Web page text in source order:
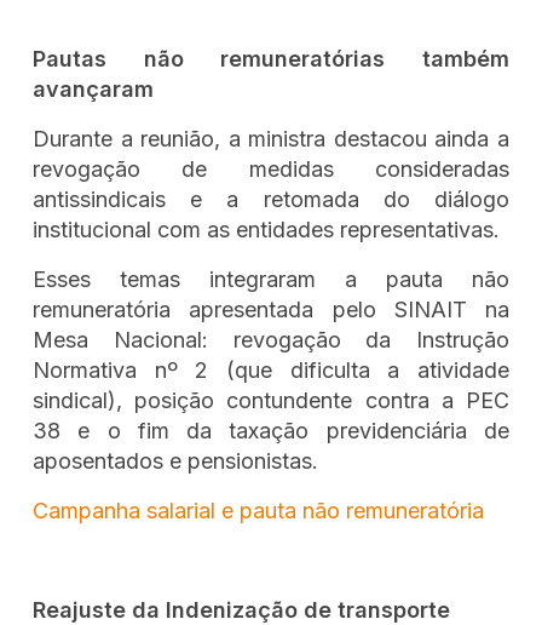
Pautas não remuneratórias também
avançaram
Durante a reunião, a ministra destacou ainda a
revogação de medidas consideradas
antissindicais e a retomada do diálogo
institucional com as entidades representativas.
Esses temas integraram a pauta não
remuneratória apresentada pelo SINAIT na
Mesa Nacional: revogação da Instrução
Normativa nº 2 (que dificulta a atividade
sindical), posição contundente contra a PEC
38 e o fim da taxação previdenciária de
aposentados e pensionistas.
Campanha salarial e pauta não remuneratória
Reajuste da Indenização de transporte